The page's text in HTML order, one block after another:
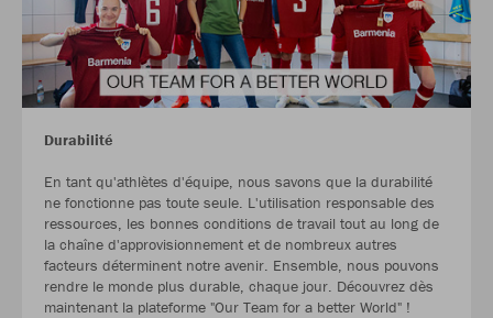
Durabilité
En tant qu'athlètes d'équipe, nous savons que la durabilité
ne fonctionne pas toute seule. L'utilisation responsable des
ressources, les bonnes conditions de travail tout au long de
la chaîne d'approvisionnement et de nombreux autres
facteurs déterminent notre avenir. Ensemble, nous pouvons
rendre le monde plus durable, chaque jour. Découvrez dès
maintenant la plateforme "Our Team for a better World" !